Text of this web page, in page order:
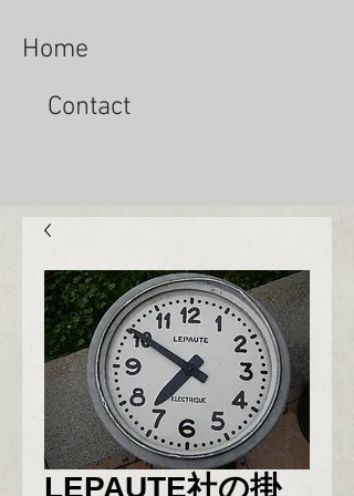
Home
Contact
LEPAUTE社の掛